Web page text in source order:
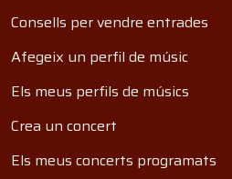
Consells per vendre entrades
Afegeix un perfil de músic
Els meus perfils de músics
Crea un concert
Els meus concerts programats